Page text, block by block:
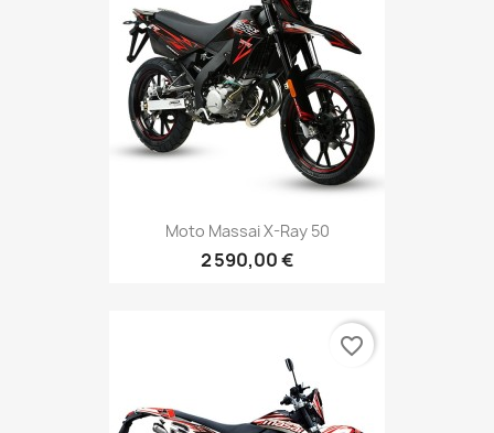
Moto Massai X-Ray 50
2 590,00 €
favorite_border